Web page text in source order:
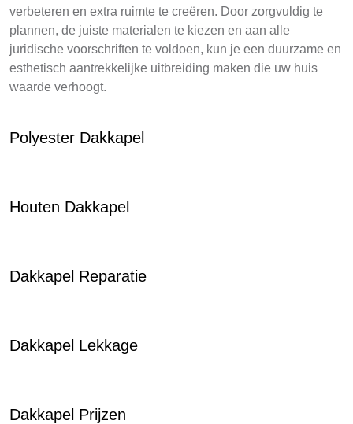
verbeteren en extra ruimte te creëren. Door zorgvuldig te
plannen, de juiste materialen te kiezen en aan alle
juridische voorschriften te voldoen, kun je een duurzame en
esthetisch aantrekkelijke uitbreiding maken die uw huis
waarde verhoogt.
Polyester Dakkapel
Houten Dakkapel
Dakkapel Reparatie
Dakkapel Lekkage
Dakkapel Prijzen